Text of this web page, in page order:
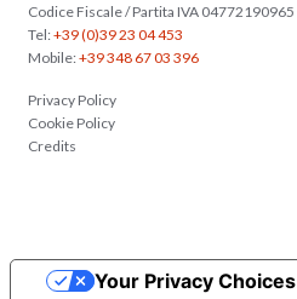
Codice Fiscale / Partita IVA 04772190965
Tel:+39 (0)39 23 04 453
Mobile:+39 348 67 03 396
Privacy Policy
Cookie Policy
Credits
Your Privacy Choices